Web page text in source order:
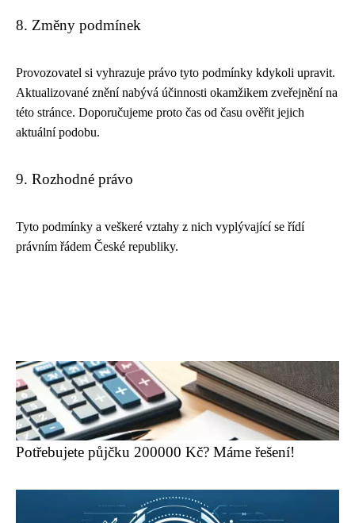
8. Změny podmínek
Provozovatel si vyhrazuje právo tyto podmínky kdykoli upravit.
Aktualizované znění nabývá účinnosti okamžikem zveřejnění na
této stránce. Doporučujeme proto čas od času ověřit jejich
aktuální podobu.
9. Rozhodné právo
Tyto podmínky a veškeré vztahy z nich vyplývající se řídí
právním řádem České republiky.
Potřebujete půjčku 200000 Kč? Máme řešení!